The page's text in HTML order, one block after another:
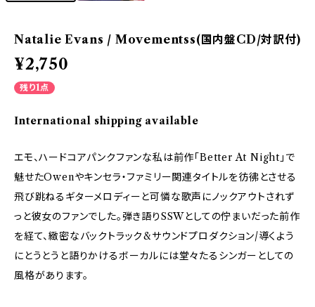
Natalie Evans / Movementss(国内盤CD/対訳付)
¥2,750
残り1点
International shipping available
エモ、ハードコアパンクファンな私は前作「Better At Night」で
魅せたOwenやキンセラ・ファミリー関連タイトルを彷彿とさせる
飛び跳ねるギターメロディーと可憐な歌声にノックアウトされず
っと彼女のファンでした。弾き語りSSWとしての佇まいだった前作
を経て、緻密なバックトラック&サウンドプロダクション/導くよう
にとうとうと語りかけるボーカルには堂々たるシンガーとしての
風格があります。